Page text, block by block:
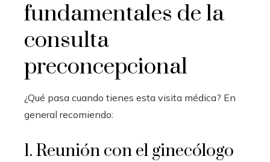
fundamentales de la
consulta
preconcepcional
¿Qué pasa cuando tienes esta visita médica? En
general recomiendo:
1. Reunión con el ginecólogo